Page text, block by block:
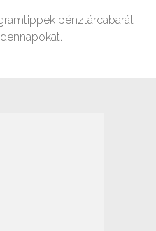
pénztárcabarát